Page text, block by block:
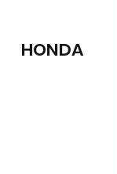
HONDA